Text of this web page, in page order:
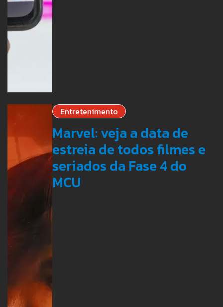
Entretenimento
Marvel: veja a data de
estreia de todos filmes e
seriados da Fase 4 do
MCU